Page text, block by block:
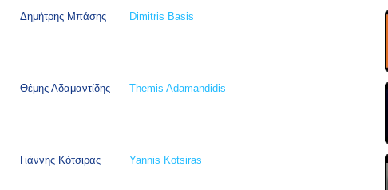
Δημήτρης Μπάσης Dimitris Basis
Θέμης Αδαμαντίδης Themis Adamandidis
Γιάννης Κότσιρας Yannis Kotsiras